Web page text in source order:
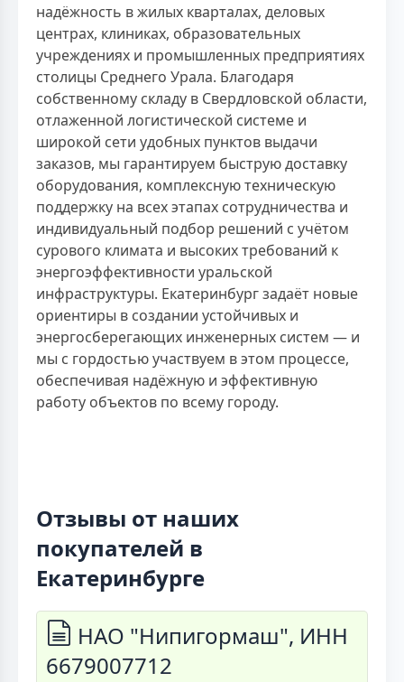
надёжность в жилых кварталах, деловых
центрах, клиниках, образовательных
учреждениях и промышленных предприятиях
столицы Среднего Урала. Благодаря
собственному складу в Свердловской области,
отлаженной логистической системе и
широкой сети удобных пунктов выдачи
заказов, мы гарантируем быструю доставку
оборудования, комплексную техническую
поддержку на всех этапах сотрудничества и
индивидуальный подбор решений с учётом
сурового климата и высоких требований к
энергоэффективности уральской
инфраструктуры. Екатеринбург задаёт новые
ориентиры в создании устойчивых и
энергосберегающих инженерных систем — и
мы с гордостью участвуем в этом процессе,
обеспечивая надёжную и эффективную
работу объектов по всему городу.
Отзывы от наших
покупателей в
Екатеринбурге
НАО "Нипигормаш", ИНН
6679007712